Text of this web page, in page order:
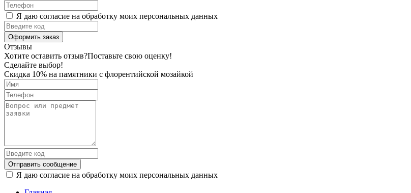
Я даю согласие на обработку моих персональных данных
Оформить заказ
Отзывы
Хотите оставить отзыв?Поставьте свою оценку!
Сделайте выбор!
Скидка 10% на памятники с флорентийской мозайкой
Отправить сообщение
Я даю согласие на обработку моих персональных данных